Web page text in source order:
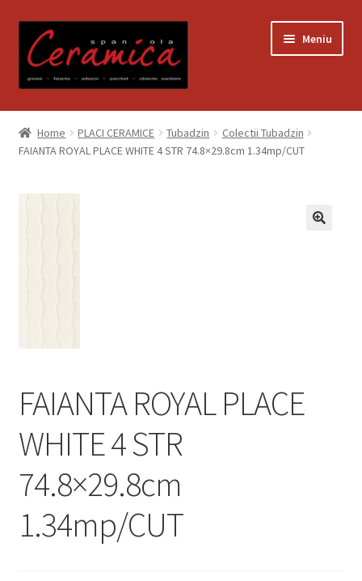
la
navigare
la
conținut
Meniu
Prima pagină
Blog
Contact
Plata si Livrare
Politică de confidențialitate
Politica de cookie
Termeni si conditii
Home PLACI CERAMICE Tubadzin
Colectii Tubadzin
FAIANTA ROYAL PLACE WHITE 4 STR 74.8×29.8cm 1.34mp/CUT
FAIANTA ROYAL PLACE
WHITE 4 STR
74.8×29.8cm
1.34mp/CUT